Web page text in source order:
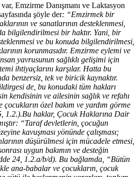
Emzirme Danışmanı ve Laktasyon
şöyle der: “Emzirmek bir
ve sanatlarının desteklenmesi,
bilgilendirilmesi bir haktır. Yani, bir
ve bu konuda bilgilendirilmesi,
korunmasıdır. Emzirme eylemi ve
yavrusunun sağlıklı gelişimi için
ihtiyaçlarını karşılar. Hatta bu
benzersiz, tek ve biricik kaynaktır.
de, bu konudaki tüm hakları
kendisinin ve ailesinin sağlık ve refahı
çocukların özel bakım ve yardım görme
1.2.).Bu haklar, Çocuk Haklarına Dair
“Taraf devletlerin, çocuğun
kavuşması yönünde çalışması;
düşürülmesi için mücadele etmesi,
uygun bakımın ve desteğin
24, 1.2.a/b/d). Bu bağlamda, “Bütün
ana-babalar ve çocukların, çocuk